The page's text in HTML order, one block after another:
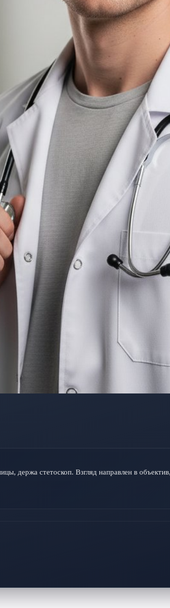
держа стетоскоп. Взгляд направлен в